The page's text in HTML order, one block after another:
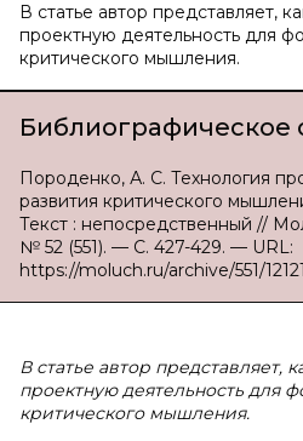
В статье автор представляет,
проектную деятельность для
критического мышления.
Библиографическое
Породенко, А. С. Технология
развития критического
Текст : непосредственный //
№ 52 (551). — С. 427-429. — URL:
https://moluch.ru/archive/551/
В статье автор представляет,
проектную деятельность для
критического мышления.